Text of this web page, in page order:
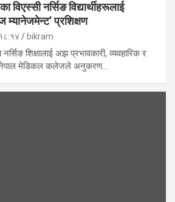
नर्सिङ विद्यार्थीहरूलाई
प्रशिक्षण
bikram
शिक्षालाई अझ प्रभावकारी, व्यवहारिक र
नेपाल मेडिकल कलेजले अनुकरण…